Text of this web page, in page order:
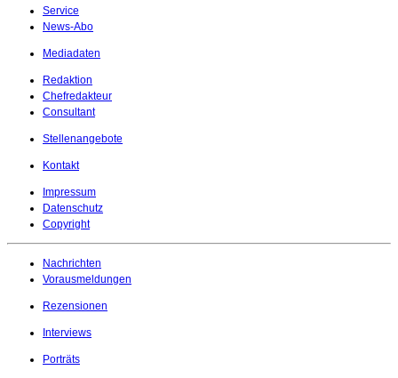
Service
News-Abo
Mediadaten
Redaktion
Chefredakteur
Consultant
Stellenangebote
Kontakt
Impressum
Datenschutz
Copyright
Nachrichten
Vorausmeldungen
Rezensionen
Interviews
Porträts